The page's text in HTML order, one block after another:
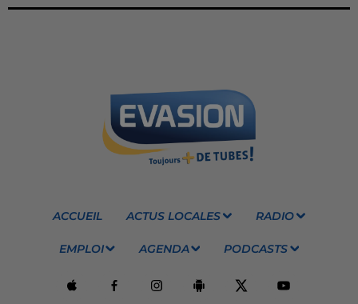
ACCUEIL ACTUS LOCALES RADIO
EMPLOI AGENDA PODCASTS